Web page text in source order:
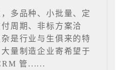
多品种、小批量、定
周期、非标方案洽
是行业与生俱来的特
量制造企业寄希望于
管......